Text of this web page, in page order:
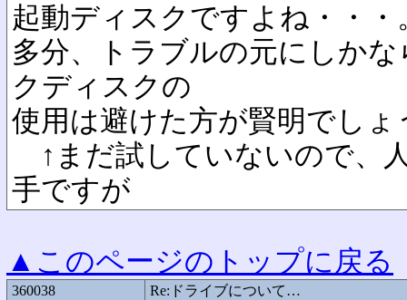
起動ディスクですよね・・・
多分、トラブルの元にしか
クディスクの
使用は避けた方が賢明でしょ
↑まだ試していないので、
手ですが
▲このページのトップに戻る
360038 Re:ドライブについて…